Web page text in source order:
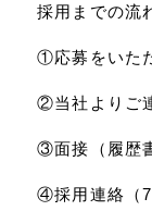
採用までの流
①応募をいた
②当社よりご
③面接（履歴
④採用連絡（7